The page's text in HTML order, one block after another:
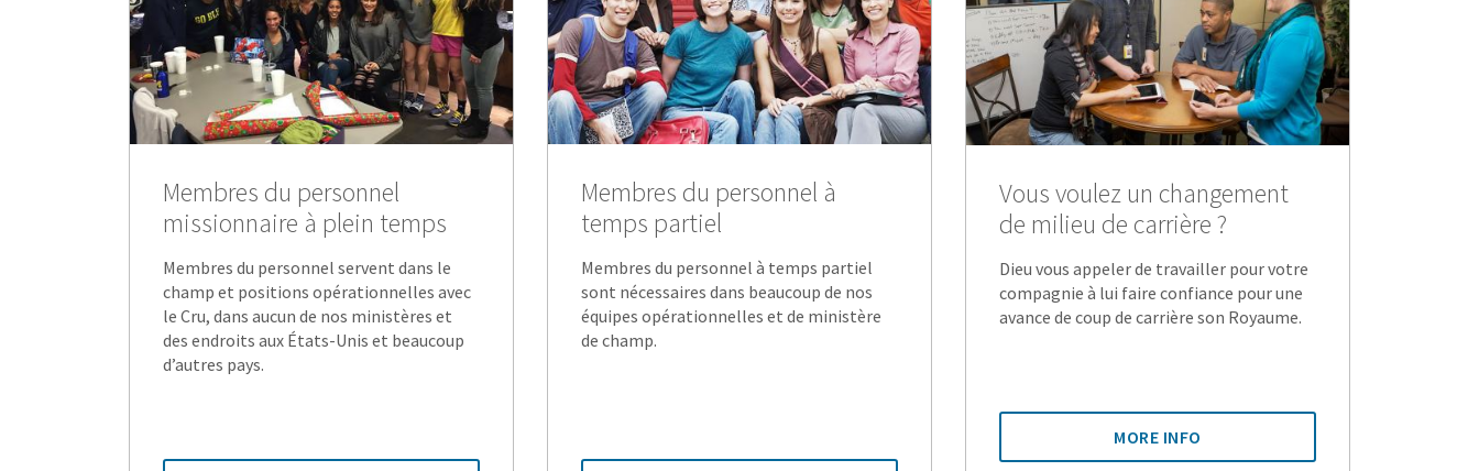
Membres du personnel
missionnaire à plein temps
Membres du personnel servent dans le
champ et positions opérationnelles avec
le Cru, dans aucun de nos ministères et
des endroits aux États-Unis et beaucoup
d’autres pays.
Membres du personnel à
temps partiel
Membres du personnel à temps partiel
sont nécessaires dans beaucoup de nos
équipes opérationnelles et de ministère
de champ.
Vous voulez un changement
de milieu de carrière ?
Dieu vous appeler de travailler pour votre
compagnie à lui faire confiance pour une
avance de coup de carrière son Royaume.
MORE INFO